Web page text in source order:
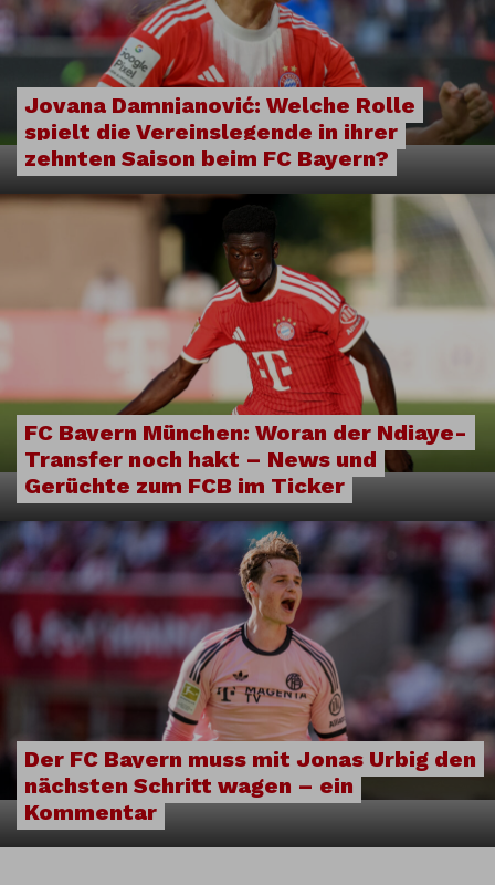
Jovana Damnjanović: Welche Rolle
spielt die Vereinslegende in ihrer
zehnten Saison beim FC Bayern?
FC Bayern München: Woran der Ndiaye-
Transfer noch hakt – News und
Gerüchte zum FCB im Ticker
Der FC Bayern muss mit Jonas Urbig den
nächsten Schritt wagen – ein
Kommentar